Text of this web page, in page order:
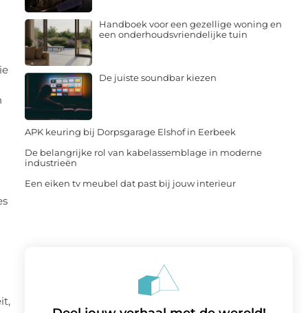
Handboek voor een gezellige woning en
een onderhoudsvriendelijke tuin
De juiste soundbar kiezen
APK keuring bij Dorpsgarage Elshof in Eerbeek
De belangrijke rol van kabelassemblage in moderne
industrieën
Een eiken tv meubel dat past bij jouw interieur